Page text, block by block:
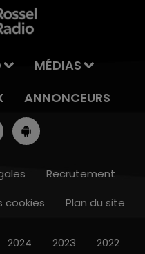
MÉDIAS
ANNONCEURS
Recrutement
cookies Plan du site
2024 2023 2022